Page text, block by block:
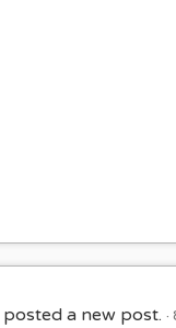
posted a new post.